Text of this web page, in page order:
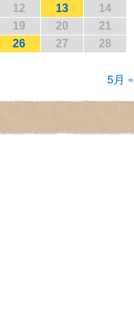
12 13
14
19 20
21
26 27
28
5月 »